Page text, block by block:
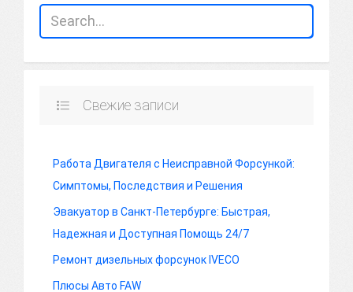
Свежие записи
Работа Двигателя с Неисправной Форсункой:
Симптомы, Последствия и Решения
Эвакуатор в Санкт-Петербурге: Быстрая,
Надежная и Доступная Помощь 24/7
Ремонт дизельных форсунок IVECO
Плюсы Авто FAW